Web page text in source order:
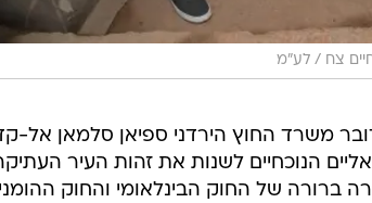
צח / לע"מ
משרד החוץ הירדני ספיאן סלמאן אל-
הנוכחיים לשנות את זהות העיר
ברורה של החוק הבינלאומי והחוק